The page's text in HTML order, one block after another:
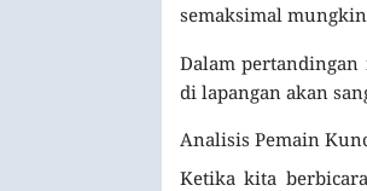
semaksimal
Dalam pertandingan
di lapangan akan
Analisis Pemain
Ketika kita